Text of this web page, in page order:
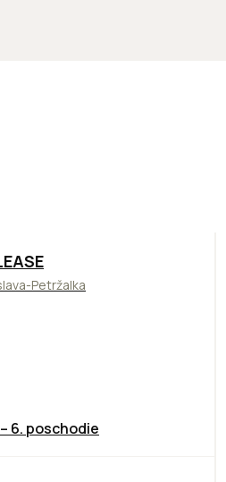
Petržalka
6. poschodie